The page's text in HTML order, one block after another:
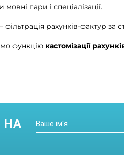
пари і спеціалізації.
фільтрація рахунків-фактур
функцію кастомізації
НА